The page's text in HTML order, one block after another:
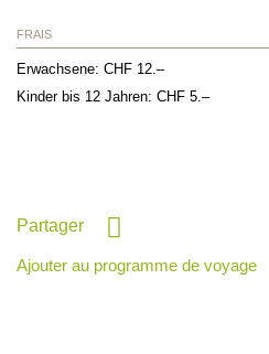
FRAIS
Erwachsene: CHF 12.–
Kinder bis 12 Jahren: CHF 5.–
Partager
Ajouter au programme de voyage